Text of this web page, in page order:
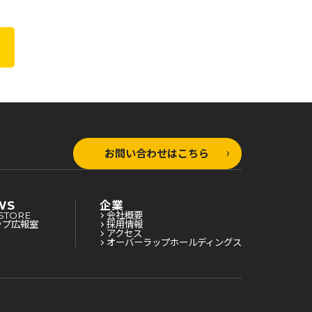
お問い合わせはこちら
広報室
企業
会社概要
採用情報
アクセス
オーバーラップホールディングス